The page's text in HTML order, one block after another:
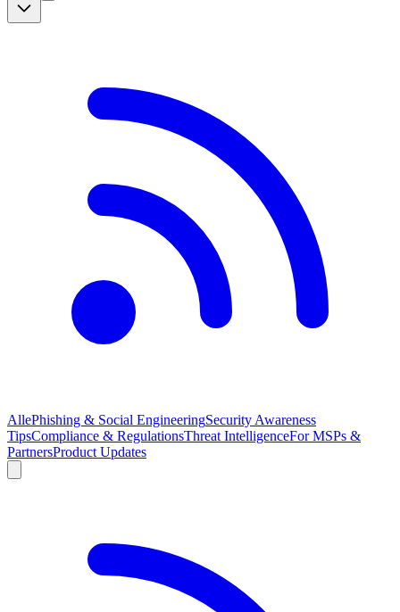
AllePhishing & Social EngineeringSecurity Awareness
TipsCompliance & RegulationsThreat IntelligenceFor MSPs &
PartnersProduct Updates